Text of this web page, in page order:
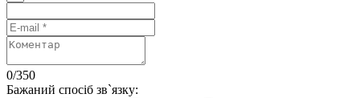
0/350
Бажаний спосіб зв`язку: